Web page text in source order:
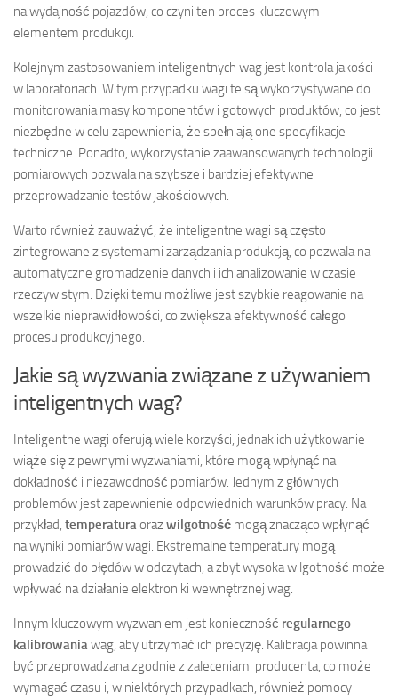
na wydajność pojazdów, co czyni ten proces kluczowym
elementem produkcji.
Kolejnym zastosowaniem inteligentnych wag jest kontrola jakości
w laboratoriach. W tym przypadku wagi te są wykorzystywane do
monitorowania masy komponentów i gotowych produktów, co jest
niezbędne w celu zapewnienia, że spełniają one specyfikacje
techniczne. Ponadto, wykorzystanie zaawansowanych technologii
pomiarowych pozwala na szybsze i bardziej efektywne
przeprowadzanie testów jakościowych.
Warto również zauważyć, że inteligentne wagi są często
zintegrowane z systemami zarządzania produkcją, co pozwala na
automatyczne gromadzenie danych i ich analizowanie w czasie
rzeczywistym. Dzięki temu możliwe jest szybkie reagowanie na
wszelkie nieprawidłowości, co zwiększa efektywność całego
procesu produkcyjnego.
Jakie są wyzwania związane z używaniem
inteligentnych wag?
Inteligentne wagi oferują wiele korzyści, jednak ich użytkowanie
wiąże się z pewnymi wyzwaniami, które mogą wpłynąć na
dokładność i niezawodność pomiarów. Jednym z głównych
problemów jest zapewnienie odpowiednich warunków pracy. Na
przykład, temperaturaorazwilgotność mogą znacząco wpłynąć
na wyniki pomiarów wagi. Ekstremalne temperatury mogą
prowadzić do błędów w odczytach, a zbyt wysoka wilgotność może
wpływać na działanie elektroniki wewnętrznej wag.
Innym kluczowym wyzwaniem jest konieczność regularnego
kalibrowaniawag, aby utrzymać ich precyzję. Kalibracja powinna
być przeprowadzana zgodnie z zaleceniami producenta, co może
wymagać czasu i, w niektórych przypadkach, również pomocy